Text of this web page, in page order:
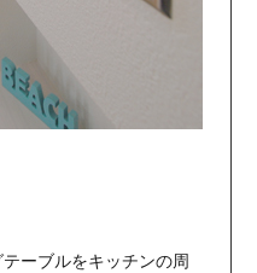
ーブルをキッチンの周